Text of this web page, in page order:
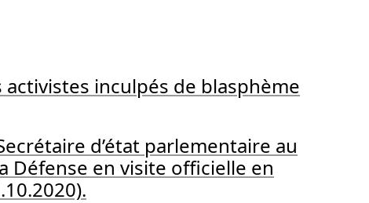
inculpés de blasphème
d’état parlementaire au
Défense en visite officielle en